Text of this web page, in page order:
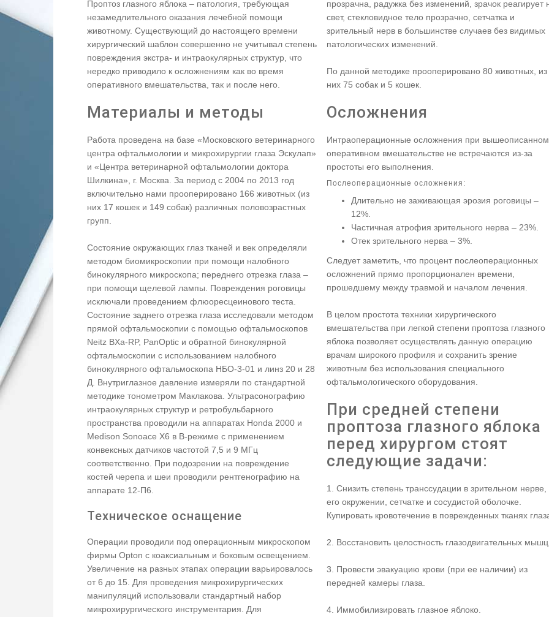
Проптоз глазного яблока – патология, требующая
незамедлительного оказания лечебной помощи
животному. Существующий до настоящего времени
хирургический шаблон совершенно не учитывал степень
повреждения экстра- и интраокулярных структур, что
нередко приводило к осложнениям как во время
оперативного вмешательства, так и после него.
Материалы и методы
Работа проведена на базе «Московского ветеринарного
центра офтальмологии и микрохирургии глаза Эскулап»
и «Центра ветеринарной офтальмологии доктора
Шилкина», г. Москва. За период с 2004 по 2013 год
включительно нами прооперировано 166 животных (из
них 17 кошек и 149 собак) различных половозрастных
групп.
Состояние окружающих глаз тканей и век определяли
методом биомикроскопии при помощи налобного
бинокулярного микроскопа; переднего отрезка глаза –
при помощи щелевой лампы. Повреждения роговицы
исключали проведением флюоресцеинового теста.
Состояние заднего отрезка глаза исследовали методом
прямой офтальмоскопии с помощью офтальмоскопов
Neitz BXa-RP, PanOptic и обратной бинокулярной
офтальмоскопии с использованием налобного
бинокулярного офтальмоскопа НБО-3-01 и линз 20 и 28
Д. Внутриглазное давление измеряли по стандартной
методике тонометром Маклакова. Ультрасонографию
интраокулярных структур и ретробульбарного
пространства проводили на аппаратах Honda 2000 и
Medison Sonoace X6 в В-режиме с применением
конвексных датчиков частотой 7,5 и 9 МГц
соответственно. При подозрении на повреждение
костей черепа и шеи проводили рентгенографию на
аппарате 12-П6.
Техническое оснащение
Операции проводили под операционным микроскопом
фирмы Opton с коаксиальным и боковым освещением.
Увеличение на разных этапах операции варьировалось
от 6 до 15. Для проведения микрохирургических
манипуляций использовали стандартный набор
микрохирургического инструментария. Для
прозрачна, радужка без изменений, зрачок реагирует
свет, стекловидное тело прозрачно, сетчатка и
зрительный нерв в большинстве случаев без видимых
патологических изменений.
По данной методике прооперировано 80 животных, из
них 75 собак и 5 кошек.
Осложнения
Интраоперационные осложнения при вышеописанном
оперативном вмешательстве не встречаются из-за
простоты его выполнения.
Послеоперационные осложнения:
Длительно не заживающая эрозия роговицы –
12%.
Частичная атрофия зрительного нерва – 23%.
Отек зрительного нерва – 3%.
Следует заметить, что процент послеоперационных
осложнений прямо пропорционален времени,
прошедшему между травмой и началом лечения.
В целом простота техники хирургического
вмешательства при легкой степени проптоза глазного
яблока позволяет осуществлять данную операцию
врачам широкого профиля и сохранить зрение
животным без использования специального
офтальмологического оборудования.
При средней степени
проптоза глазного яблока
перед хирургом стоят
следующие задачи:
1. Снизить степень транссудации в зрительном нерве,
его окружении, сетчатке и сосудистой оболочке.
Купировать кровотечение в поврежденных тканях
2. Восстановить целостность глазодвигательных
3. Провести эвакуацию крови (при ее наличии) из
передней камеры глаза.
4. Иммобилизировать глазное яблоко.